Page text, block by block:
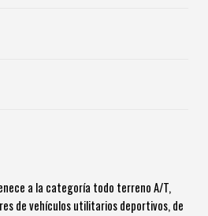
a la categoría todo terreno A/T,
de vehículos utilitarios deportivos, de